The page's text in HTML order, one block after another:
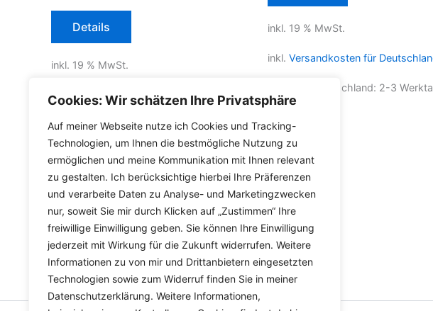
Cookies: Wir schätzen Ihre Privatsphäre
Auf meiner Webseite nutze ich Cookies und Tracking-
Technologien, um Ihnen die bestmögliche Nutzung zu
ermöglichen und meine Kommunikation mit Ihnen relevant
zu gestalten. Ich berücksichtige hierbei Ihre Präferenzen
und verarbeite Daten zu Analyse- und Marketingzwecken
nur, soweit Sie mir durch Klicken auf „Zustimmen“ Ihre
freiwillige Einwilligung geben. Sie können Ihre Einwilligung
jederzeit mit Wirkung für die Zukunft widerrufen. Weitere
Informationen zu von mir und Drittanbietern eingesetzten
Technologien sowie zum Widerruf finden Sie in meiner
Datenschutzerklärung. Weitere Informationen,
Details
inkl. 19 % MwSt.
inkl. Versandkosten für Deutschland
Lieferzeit Deutschland:2-3 Werktage
inkl. 19 % MwSt.
inkl. Versandkosten für
Lieferzeit Deutschland: 2-3